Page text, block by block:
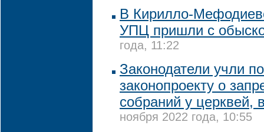
В Кирилло-
УПЦ пришли с
года, 11:22
Законодатели учли
законопроекту о
собраний у церквей,
ноября 2022 года, 10:55